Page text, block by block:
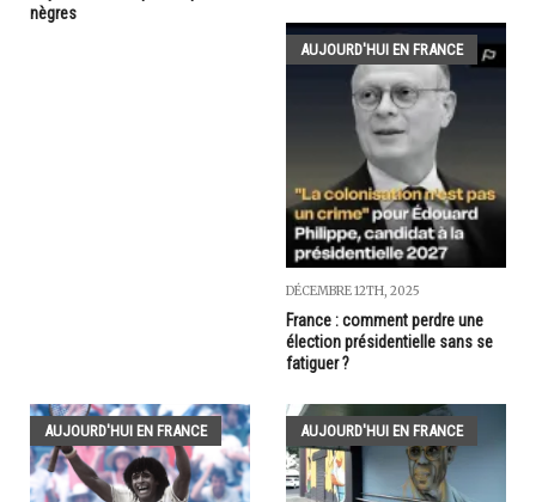
nègres
AUJOURD'HUI EN FRANCE
DÉCEMBRE 12TH, 2025
France : comment perdre une
élection présidentielle sans se
fatiguer ?
AUJOURD'HUI EN FRANCE AUJOURD'HUI EN FRANCE